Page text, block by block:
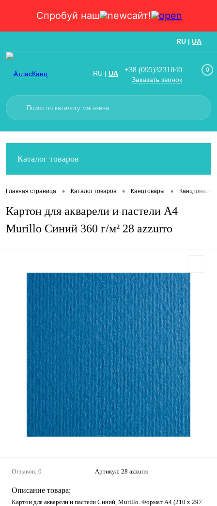
Спробуй наш сайт!
RU | UA
RU | UA +38 (095)3231040
Заказать звонок
0
Каталог товаров
Главная страница • Каталог товаров • Канцтовары • Канцтовары
Картон для акварели и пастели А4
Murillo Синий 360 г/м² 28 azzurro
Отзывов: 0 Артикул: 28 azzurro
Описание товара:
Картон для акварели и пастели Синий, Murillo. Формат А4 (210 х 297